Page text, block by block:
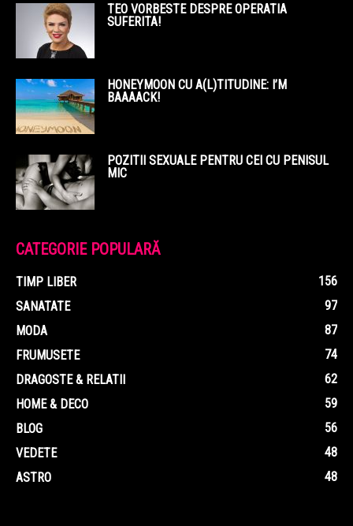
TEO VORBESTE DESPRE OPERATIA
SUFERITA!
HONEYMOON CU A(L)TITUDINE: I’M
BAAAACK!
POZITII SEXUALE PENTRU CEI CU PENISUL
MIC
CATEGORIE POPULARĂ
TIMP LIBER
156
SANATATE
97
MODA
87
FRUMUSETE
74
DRAGOSTE & RELATII
62
HOME & DECO
59
BLOG
56
VEDETE
48
ASTRO
48